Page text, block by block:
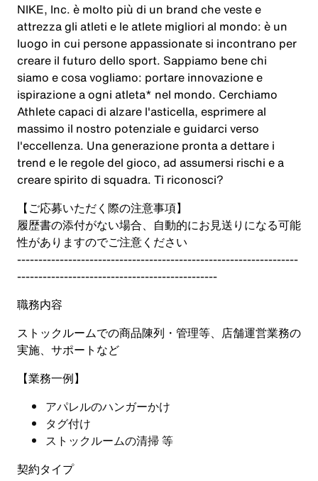
NIKE, Inc. è molto più di un brand che veste e
attrezza gli atleti e le atlete migliori al mondo: è un
luogo in cui persone appassionate si incontrano per
creare il futuro dello sport. Sappiamo bene chi
siamo e cosa vogliamo: portare innovazione e
ispirazione a ogni atleta* nel mondo. Cerchiamo
Athlete capaci di alzare l'asticella, esprimere al
massimo il nostro potenziale e guidarci verso
l'eccellenza. Una generazione pronta a dettare i
trend e le regole del gioco, ad assumersi rischi e a
creare spirito di squadra. Ti riconosci?
【ご応募いただく際の注意事項】
履歴書の添付がない場合、自動的にお見送りになる可能
性がありますのでご注意ください
------------------------------------------------------------------
-----------------------------------------------
職務内容
ストックルームでの商品陳列・管理等、店舗運営業務の
実施、サポートなど
【業務一例】
アパレルのハンガーかけ
タグ付け
ストックルームの清掃 等
契約タイプ